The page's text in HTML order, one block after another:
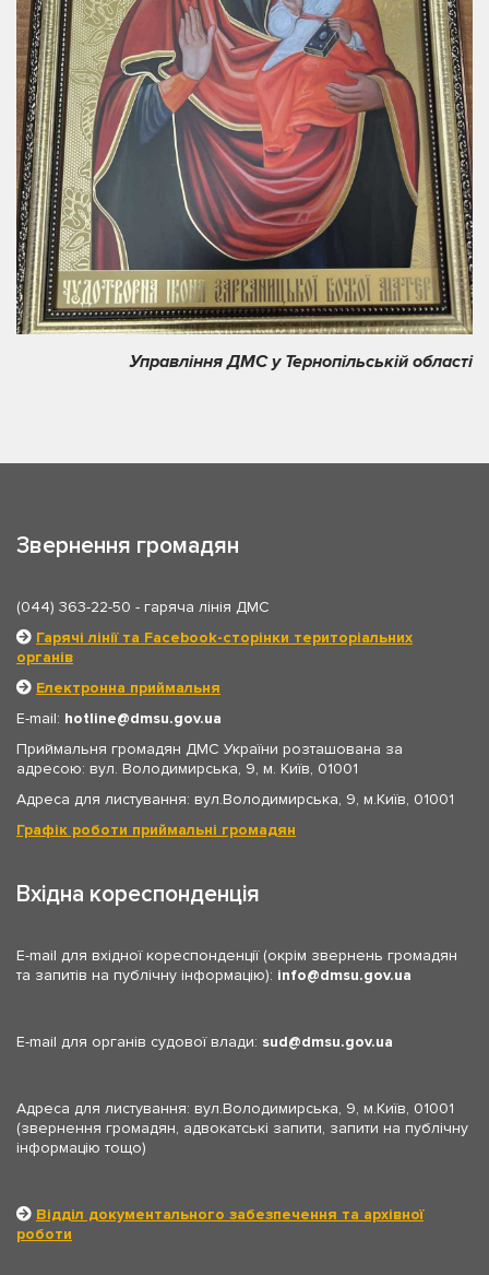
Управління ДМС у Тернопільській області
Звернення громадян
(044) 363-22-50 - гаряча лінія ДМС
Гарячі лінії та Facebook-сторінки територіальних
органів
Електронна приймальня
E-mail: hotline
dmsu.gov.ua
Приймальня громадян ДМС України розташована за
адресою: вул. Володимирська, 9, м. Київ, 01001
Адреса для листування: вул.Володимирська, 9, м.Київ, 01001
Графік роботи приймальні громадян
Вхідна кореспонденція
E-mail для вхідної кореспонденції (окрім звернень громадян
та запитів на публічну інформацію): info dmsu.gov.ua
E-mail для органів судової влади: sud dmsu.gov.ua
Адреса для листування: вул.Володимирська, 9, м.Київ, 01001
(звернення громадян, адвокатські запити, запити на публічну
інформацію тощо)
Відділ документального забезпечення та архівної
роботи